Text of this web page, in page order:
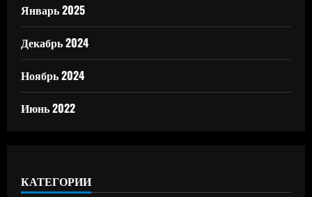
Январь 2025
Декабрь 2024
Ноябрь 2024
Июнь 2022
КАТЕГОРИИ